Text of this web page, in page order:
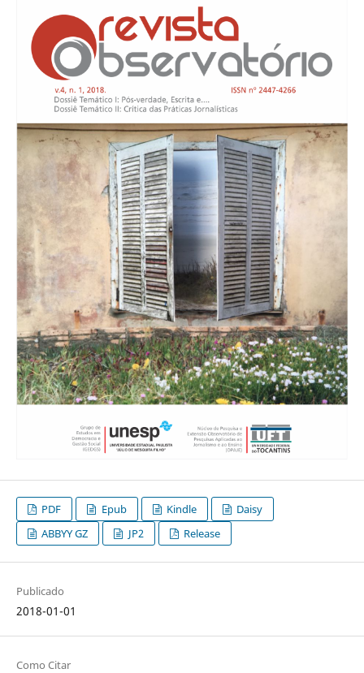
PDF Epub Kindle
Daisy
ABBYY GZ
JP2 Release
Publicado
2018-01-01
Como Citar